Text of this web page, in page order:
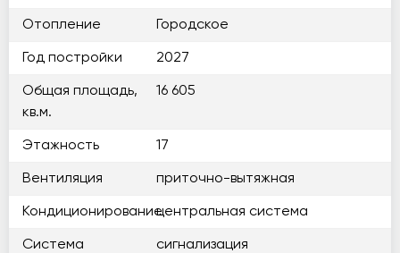
Отопление Городское
Год постройки 2027
Общая площадь,
кв.м.
16 605
Этажность 17
Вентиляция приточно-вытяжная
Кондиционированиецентральная система
Система
сигнализация